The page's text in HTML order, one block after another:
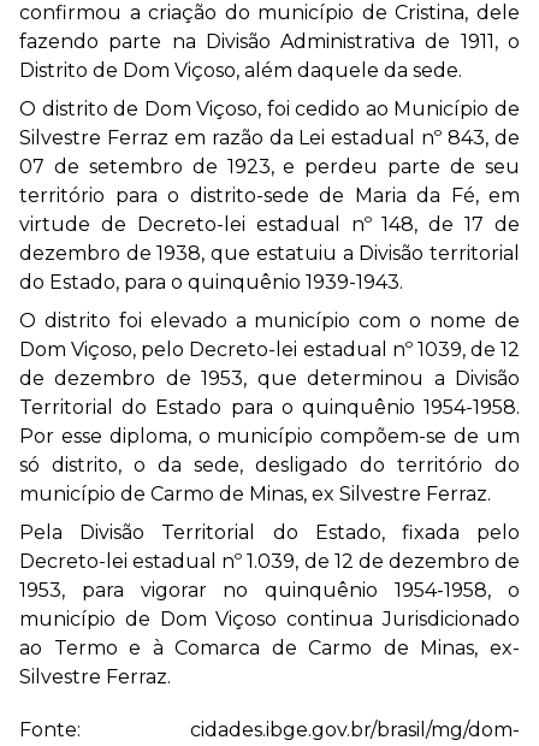
confirmou a criação do município de Cristina, dele
fazendo parte na Divisão Administrativa de 1911, o
Distrito de Dom Viçoso, além daquele da sede.
O distrito de Dom Viçoso, foi cedido ao Município de
Silvestre Ferraz em razão da Lei estadual nº 843, de
07 de setembro de 1923, e perdeu parte de seu
território para o distrito-sede de Maria da Fé, em
virtude de Decreto-lei estadual nº 148, de 17 de
dezembro de 1938, que estatuiu a Divisão territorial
do Estado, para o quinquênio 1939-1943.
O distrito foi elevado a município com o nome de
Dom Viçoso, pelo Decreto-lei estadual nº 1039, de 12
de dezembro de 1953, que determinou a Divisão
Territorial do Estado para o quinquênio 1954-1958.
Por esse diploma, o município compõem-se de um
só distrito, o da sede, desligado do território do
município de Carmo de Minas, ex Silvestre Ferraz.
Pela Divisão Territorial do Estado, fixada pelo
Decreto-lei estadual nº 1.039, de 12 de dezembro de
1953, para vigorar no quinquênio 1954-1958, o
município de Dom Viçoso continua Jurisdicionado
ao Termo e à Comarca de Carmo de Minas, ex-
Silvestre Ferraz.
Fonte: cidades.ibge.gov.br/brasil/mg/dom-